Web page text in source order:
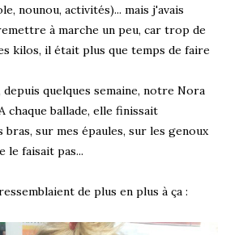
nounou, activités)... mais j'avais
à marche un peu, car trop de
kilos, il était plus que temps de faire
quelques semaine, notre Nora
chaque ballade, elle finissait
bras, sur mes épaules, sur les genoux
le faisait pas...
de plus en plus à ça :